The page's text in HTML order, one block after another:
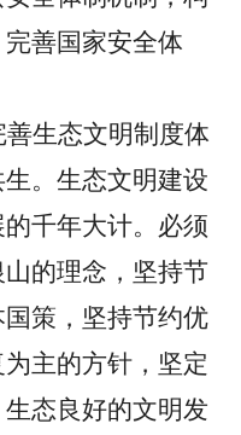
善国家安全体
生态文明制度体
生。生态文明建设
千年大计。必须
的理念，坚持节
策，坚持节约优
主的方针，坚定
态良好的文明发